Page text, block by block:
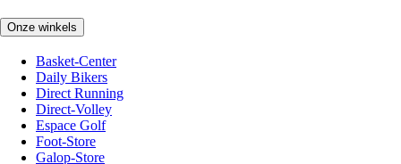
Onze winkels
Basket-Center
Daily Bikers
Direct Running
Direct-Volley
Espace Golf
Foot-Store
Galop-Store